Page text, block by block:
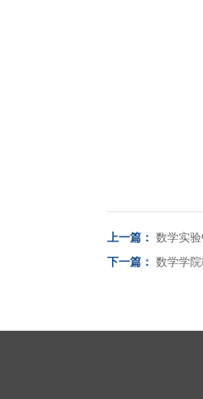
上一篇： 数学实
下一篇： 数学学